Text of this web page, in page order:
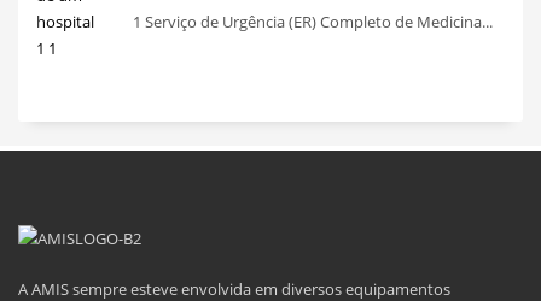
1 Serviço de Urgência (ER) Completo de Medicina...
A AMIS sempre esteve envolvida em diversos equipamentos